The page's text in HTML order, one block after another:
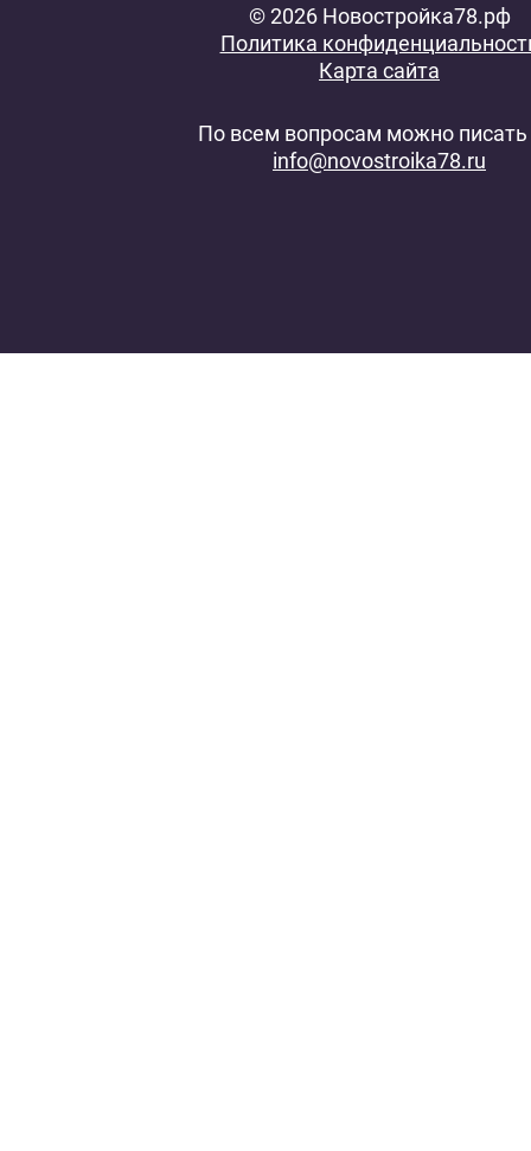
© 2026 Новостройка78.рф
Политика
Карта сайта
По всем вопросам можно писать
info@novostroika78.ru